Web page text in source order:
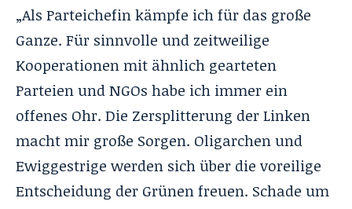
„Als Parteichefin kämpfe ich für das große
Ganze. Für sinnvolle und zeitweilige
Kooperationen mit ähnlich gearteten
Parteien und NGOs habe ich immer ein
offenes Ohr. Die Zersplitterung der Linken
macht mir große Sorgen. Oligarchen und
Ewiggestrige werden sich über die voreilige
Entscheidung der Grünen freuen. Schade um